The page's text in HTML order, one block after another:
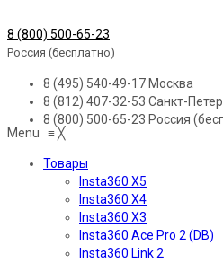
8 (800) 500-65-23
Россия (бесплатно)
8 (495) 540-49-17 Москва
8 (812) 407-32-53 Санкт-
8 (800) 500-65-23 Россия
Menu ≡╳
Товары
Insta360 X5
Insta360 X4
Insta360 X3
Insta360 Ace Pro 2 (DB)
Insta360 Link 2